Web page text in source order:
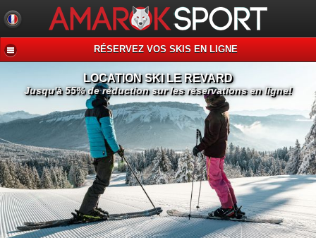
RÉSERVEZ VOS SKIS EN LIGNE
LOCATION SKI LE REVARD
Jusqu'à 55% de réduction sur les réservations en ligne!